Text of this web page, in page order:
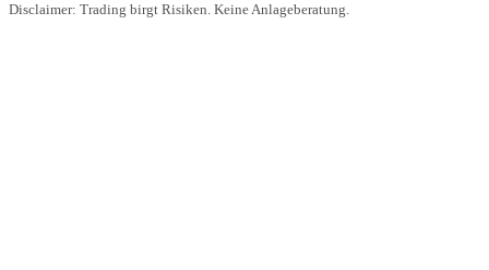
Disclaimer: Trading birgt Risiken. Keine Anlageberatung.